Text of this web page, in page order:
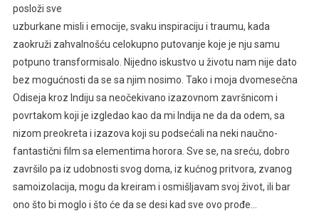
posloži sve
uzburkane misli i emocije, svaku inspiraciju i traumu, kada
zaokruži zahvalnošću celokupno putovanje koje je nju samu
potpuno transformisalo. Nijedno iskustvo u životu nam nije dato
bez mogućnosti da se sa njim nosimo. Tako i moja dvomesečna
Odiseja kroz Indiju sa neočekivano izazovnom završnicom i
povrtakom koji je izgledao kao da mi Indija ne da da odem, sa
nizom preokreta i izazova koji su podsećali na neki naučno-
fantastični film sa elementima horora. Sve se, na sreću, dobro
završilo pa iz udobnosti svog doma, iz kućnog pritvora, zvanog
samoizolacija, mogu da kreiram i osmišljavam svoj život, ili bar
ono što bi moglo i što će da se desi kad sve ovo prođe…